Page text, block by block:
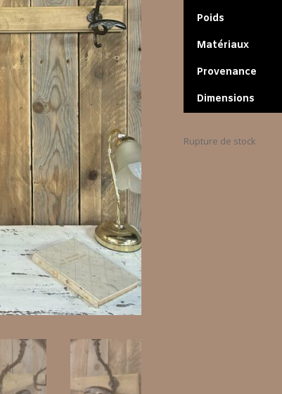
Poids
Matériaux
Provenance
Dimensions
Rupture de stock